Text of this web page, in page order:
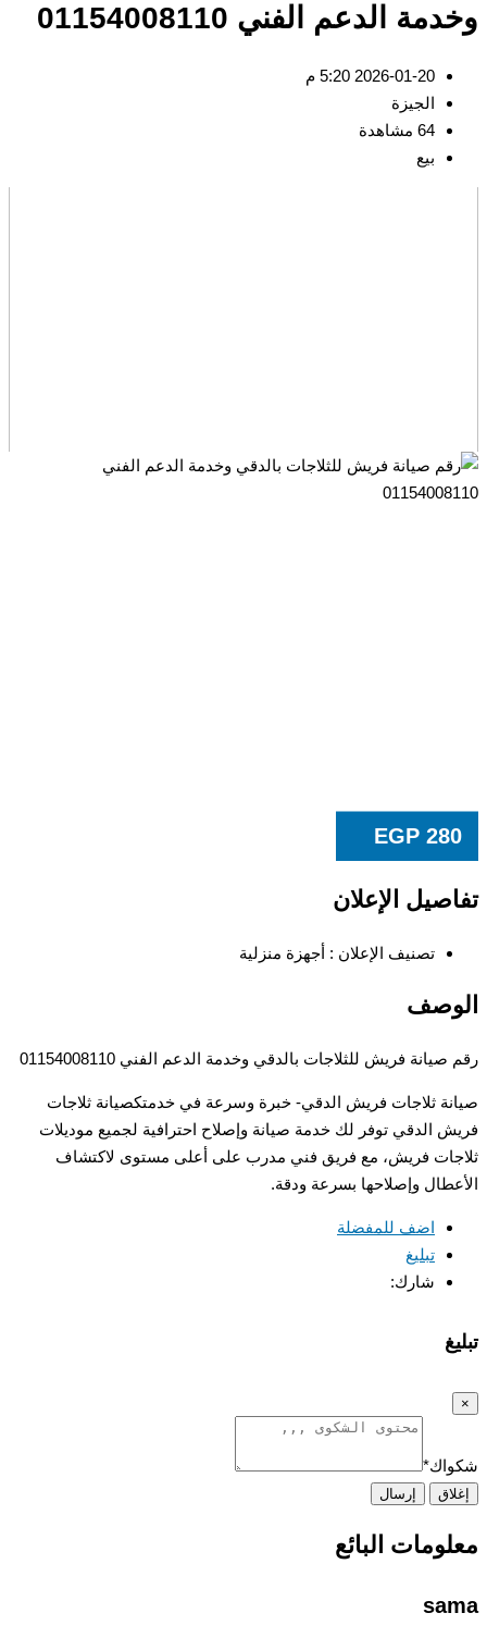
الدعم الفني 01154008110
2026-01-20 5:20 م
الجيزة
بيع
EGP
الإعلان
تصنيف الإعلان :أجهزة منزلية
فريش للثلاجات بالدقي وخدمة الدعم الفني 01154008110
ثلاجات فريش الدقي- خبرة وسرعة في خدمتكصيانة ثلاجات
الدقي توفر لك خدمة صيانة وإصلاح احترافية لجميع موديلات
فريش، مع فريق فني مدرب على أعلى مستوى لاكتشاف
وإصلاحها بسرعة ودقة.
اضف للمفضلة
تبليغ
شارك:
*
إرسال
البائع